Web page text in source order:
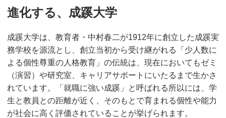
進化する、成蹊大学
成蹊大学は、教育者・中村春二が1912年に創立した成蹊実
務学校を源流とし、創立当初から受け継がれる「少人数に
よる個性尊重の人格教育」の伝統は、現在においてもゼミ
（演習）や研究室、キャリアサポートにいたるまで生かさ
れています。「就職に強い成蹊」と呼ばれる所以には、学
生と教員との距離が近く、そのもとで育まれる個性や能力
が社会に高く評価されていることが挙げられます。